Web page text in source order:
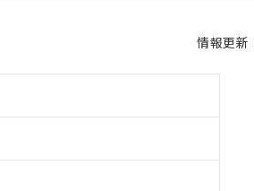
情報更